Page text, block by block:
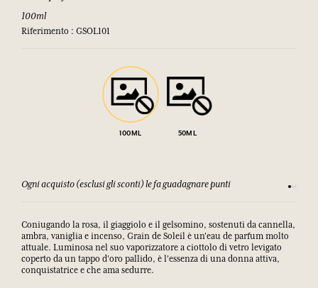
100ml
Riferimento : GSOL101
100ML 50ML
Ogni acquisto (esclusi gli sconti) le fa guadagnare punti
Coniugando la rosa, il giaggiolo e il gelsomino, sostenuti da cannella,
ambra, vaniglia e incenso, Grain de Soleil è un'eau de parfum molto
attuale. Luminosa nel suo vaporizzatore a ciottolo di vetro levigato
coperto da un tappo d'oro pallido, è l'essenza di una donna attiva,
conquistatrice e che ama sedurre.